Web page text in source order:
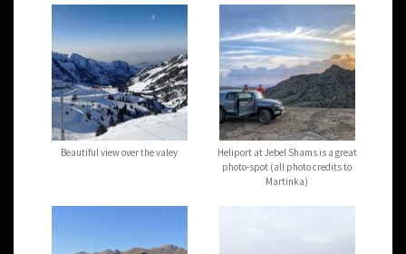
Beautiful view over the valey
Heliport at Jebel Shams is a great
photo-spot (all photo credits to
Martinka)